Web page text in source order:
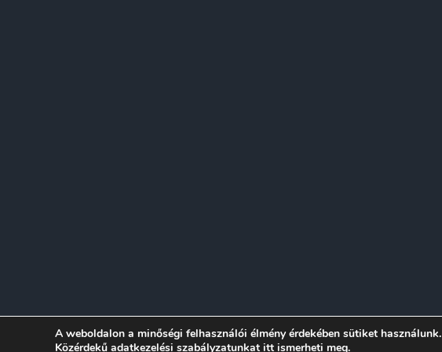
A weboldalon a minőségi felhasználói élmény érdekében sütiket használunk.
Közérdekű adatkezelési szabályzatunkat itt ismerheti meg.